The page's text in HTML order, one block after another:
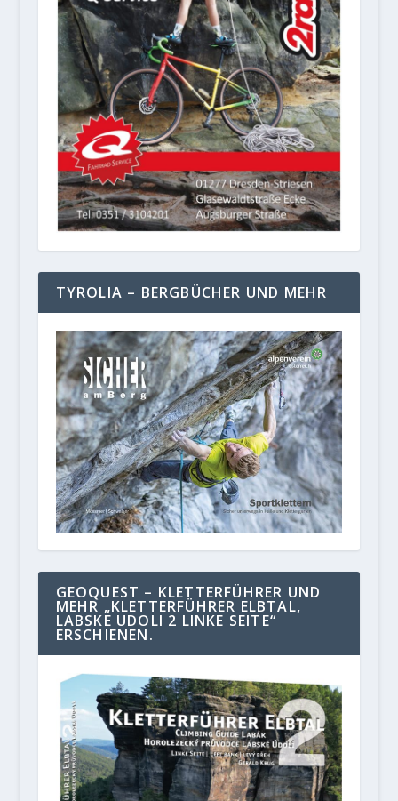
TYROLIA – BERGBÜCHER UND MEHR
GEOQUEST – KLETTERFÜHRER UND
MEHR „KLETTERFÜHRER ELBTAL,
LABSKE UDOLI 2 LINKE SEITE“
ERSCHIENEN.